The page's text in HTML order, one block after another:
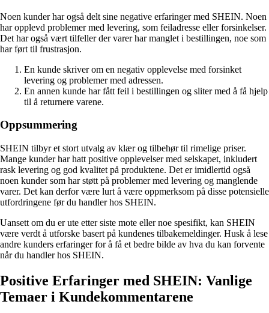
Noen kunder har også delt sine negative erfaringer med SHEIN. Noen
har opplevd problemer med levering, som feiladresse eller forsinkelser.
Det har også vært tilfeller der varer har manglet i bestillingen, noe som
har ført til frustrasjon.
En kunde skriver om en negativ opplevelse med forsinket
levering og problemer med adressen.
En annen kunde har fått feil i bestillingen og sliter med å få hjelp
til å returnere varene.
Oppsummering
SHEIN tilbyr et stort utvalg av klær og tilbehør til rimelige priser.
Mange kunder har hatt positive opplevelser med selskapet, inkludert
rask levering og god kvalitet på produktene. Det er imidlertid også
noen kunder som har støtt på problemer med levering og manglende
varer. Det kan derfor være lurt å være oppmerksom på disse potensielle
utfordringene før du handler hos SHEIN.
Uansett om du er ute etter siste mote eller noe spesifikt, kan SHEIN
være verdt å utforske basert på kundenes tilbakemeldinger. Husk å lese
andre kunders erfaringer for å få et bedre bilde av hva du kan forvente
når du handler hos SHEIN.
Positive Erfaringer med SHEIN: Vanlige
Temaer i Kundekommentarene